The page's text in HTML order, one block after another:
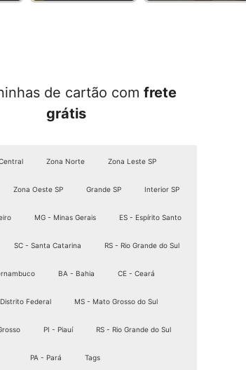
de cartão comfrete
grátis
Zona Norte Zona Leste SP
Zona Oeste SP Grande SP Interior SP
MG - Minas Gerais ES - Espírito Santo
SC - Santa Catarina RS - Rio Grande do Sul
BA - Bahia CE - Ceará
Federal MS - Mato Grosso do Sul
PI - Piauí RS - Rio Grande do Sul
PA - Pará Tags